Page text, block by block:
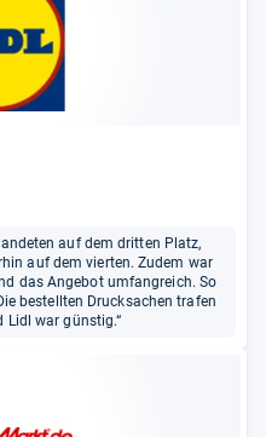
auf dem dritten Platz,
auf dem vierten. Zudem war
das Angebot umfangreich. So
bestellten Drucksachen trafen
Lidl war günstig.“